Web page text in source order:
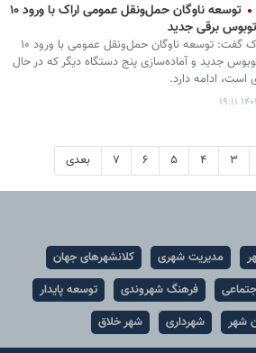
توسعه ناوگان حمل‌ونقل عمومی اراک با ورود ۱۰
برقی جدید
شهردار اراک گفت: توسعه ناوگان حمل‌ونقل عمومی با ورود ۱۰
جدید و آماده‌سازی پنج دستگاه دیگر که در حال
است، ادامه دارد.
۳ ۴ ۵ ۶ ۷ بعدی
مدیریت شهری
کلانشهرهای جهان
فرهنگ شهروندی
توسعه پایدار
شهر شهرداری شهر خلاق